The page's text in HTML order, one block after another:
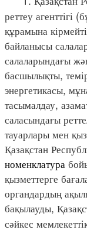
реттеу агенттігі
құрамына
байланысы
салаларындағы
басшылықты,
энергетикасы,
тасымалдау,
саласындағы
тауарлары мен
Қазақстан
номенклатура
қызметтерге
органдардың
бақылауды,
сәйкес